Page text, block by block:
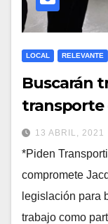
LOCAL RELEVANTE
Buscarán
transporte
13 ABRIL, 2021
*Piden
compromete
legislación para
trabajo como